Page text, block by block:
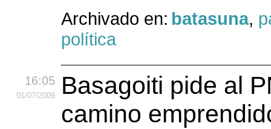
Archivado en: batasuna,
política
16:05
01/07/2009
Basagoiti pide al
camino